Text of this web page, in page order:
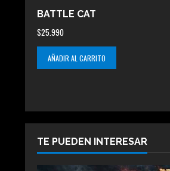
BATTLE CAT
$25.990
AÑADIR AL CARRITO
TE PUEDEN INTERESAR